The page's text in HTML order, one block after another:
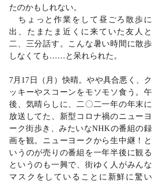
たのかもしれない。
ちょっと作業をして昼ごろ散歩に
出、たまたま近くに来ていた友人と
二、三分話す。こんな暑い時間に散歩
しなくても……と呆れられた。
7月17日（月）快晴。やや具合悪く、ク
ッキーやスコーンをモソモソ食う。午
後、気晴らしに、二〇二一年の年末に
放送してた、新型コロナ禍のニューヨ
ーク街歩き、みたいなNHKの番組の録
画を観。ニューヨークから生中継！と
いうのが売りの番組を一年半後に観る
というのも一興で、街ゆく人がみんな
マスクをしていることに新鮮に驚い